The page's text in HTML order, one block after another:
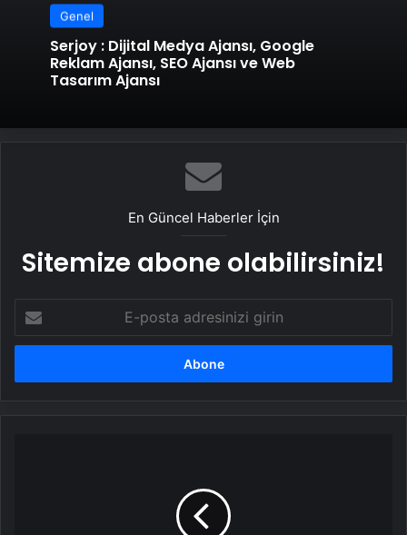
Genel
Serjoy : Dijital Medya Ajansı, Google
Reklam Ajansı, SEO Ajansı ve Web
Tasarım Ajansı
En Güncel Haberler İçin
Sitemize abone olabilirsiniz!
posta
adresinizi